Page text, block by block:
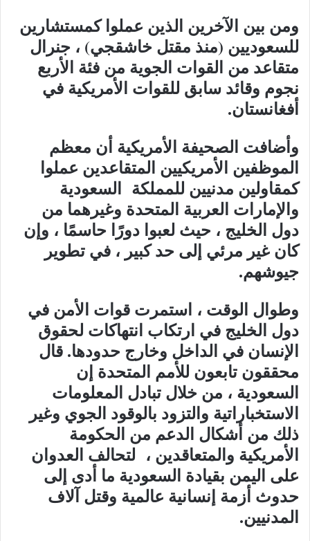
ومن بين الآخرين الذين عملوا كمستشارين
للسعوديين (منذ مقتل خاشقجي) ، جنرال
متقاعد من القوات الجوية من فئة الأربع
نجوم وقائد سابق للقوات الأمريكية في
أفغانستان.
وأضافت الصحيفة الأمريكية أن معظم
الموظفين الأمريكيين المتقاعدين عملوا
كمقاولين مدنيين للمملكة السعودية
والإمارات العربية المتحدة وغيرهما من
دول الخليج ، حيث لعبوا دورًا حاسمًا ، وإن
كان غير مرئي إلى حد كبير ، في تطوير
جيوشهم.
وطوال الوقت ، استمرت قوات الأمن في
دول الخليج في ارتكاب انتهاكات لحقوق
الإنسان في الداخل وخارج حدودها. قال
محققون تابعون للأمم المتحدة إن
السعودية ، من خلال تبادل المعلومات
الاستخباراتية والتزود بالوقود الجوي وغير
ذلك من أشكال الدعم من الحكومة
الأمريكية والمتعاقدين ، لتحالف العدوان
على اليمن بقيادة السعودية ما أدى إلى
حدوث أزمة إنسانية عالمية وقتل آلاف
المدنيين.